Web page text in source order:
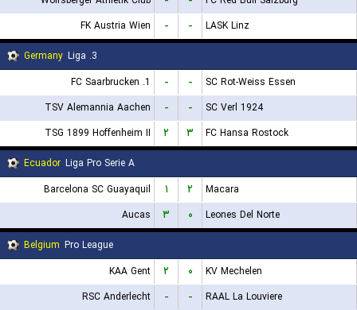
FK Austria Wien
- -
LASK Linz
Germany
3. Liga
1. FC Saarbrucken
- -
SC Rot-Weiss Essen
TSV Alemannia Aachen
- -
SC Verl 1924
TSG 1899 Hoffenheim II
۲ ۳
FC Hansa Rostock
Ecuador Liga Pro Serie A
Barcelona SC Guayaquil
۱ ۲
Macara
Aucas
۳ ۰
Leones Del Norte
Belgium Pro League
KAA Gent
۲ ۰
KV Mechelen
RSC Anderlecht
- -
RAAL La Louviere